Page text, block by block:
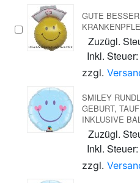
GUTE
Zuzügl.
Inkl. Steuer:
zzgl.
SMILEY
GEBURT,
INKLUSIVE
Zuzügl.
Inkl. Steuer:
zzgl.